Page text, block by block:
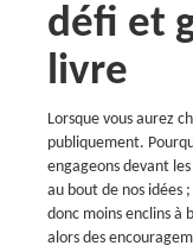
défi et
livre
Lorsque vous aurez
publiquement.
engageons devant
au bout de nos idées
donc moins enclins à
alors des